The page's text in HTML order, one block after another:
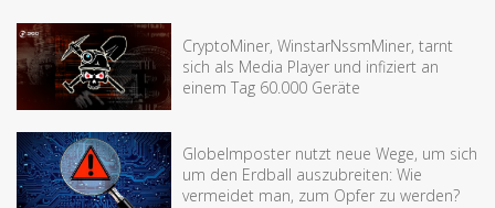
CryptoMiner, WinstarNssmMiner, tarnt
sich als Media Player und infiziert an
einem Tag 60.000 Geräte
Globelmposter nutzt neue Wege, um sich
um den Erdball auszubreiten: Wie
vermeidet man, zum Opfer zu werden?